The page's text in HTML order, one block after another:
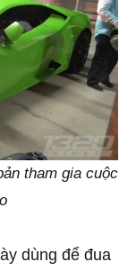
tham gia cuộc
dùng để đua